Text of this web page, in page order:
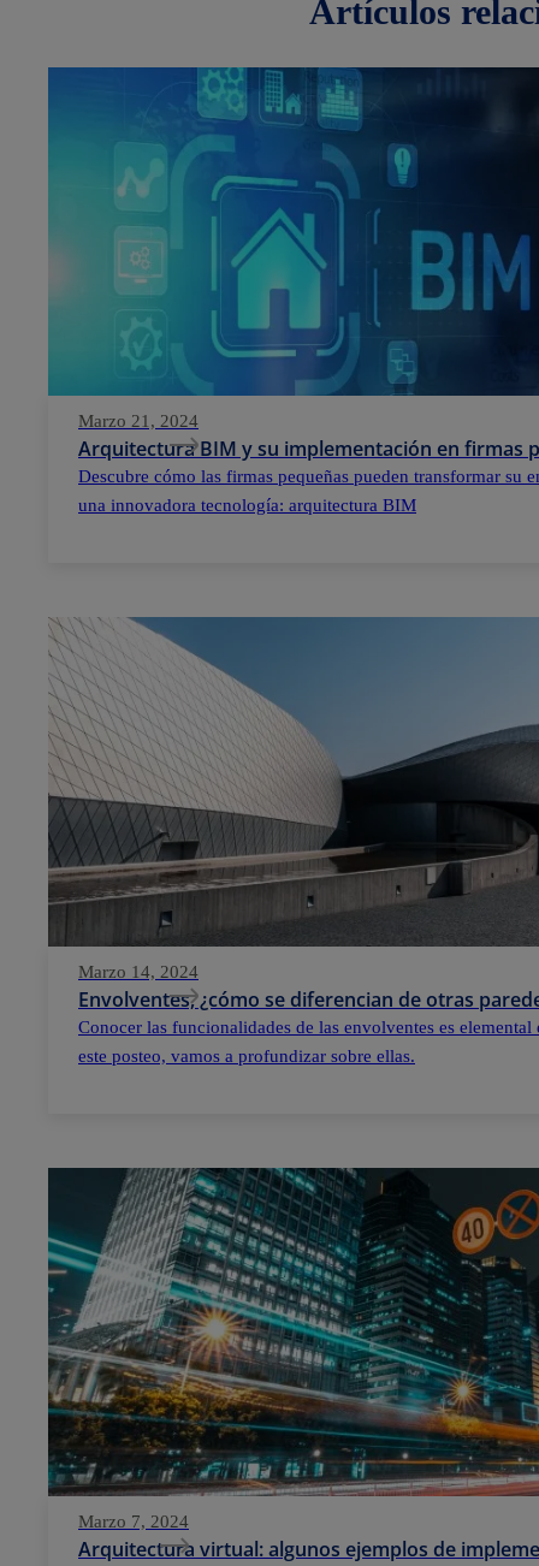
artículos
Marzo 21, 2024
Arquitectura BIM y su implementación en firmas
Descubre cómo las firmas pequeñas pueden transformar su
una innovadora tecnología: arquitectura BIM
Marzo 14, 2024
Envolventes, ¿cómo se diferencian de otras
Conocer las funcionalidades de las envolventes es
este posteo, vamos a profundizar sobre ellas.
Marzo 7, 2024
Arquitectura virtual: algunos ejemplos de